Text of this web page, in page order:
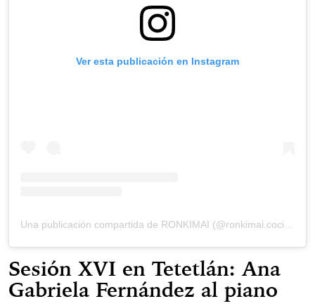
Ver esta publicación en Instagram
Sesión XVI en Tetetlán: Ana
Gabriela Fernández al piano